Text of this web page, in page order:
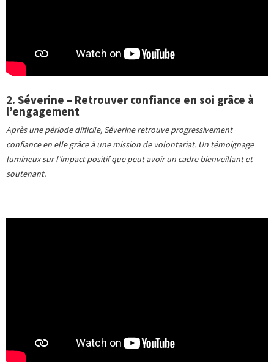
2. Séverine – Retrouver confiance en soi grâce à
l’engagement
Après une période difficile, Séverine retrouve progressivement
confiance en elle grâce à une mission de volontariat. Un témoignage
lumineux sur l’impact positif que peut avoir un cadre bienveillant et
soutenant.